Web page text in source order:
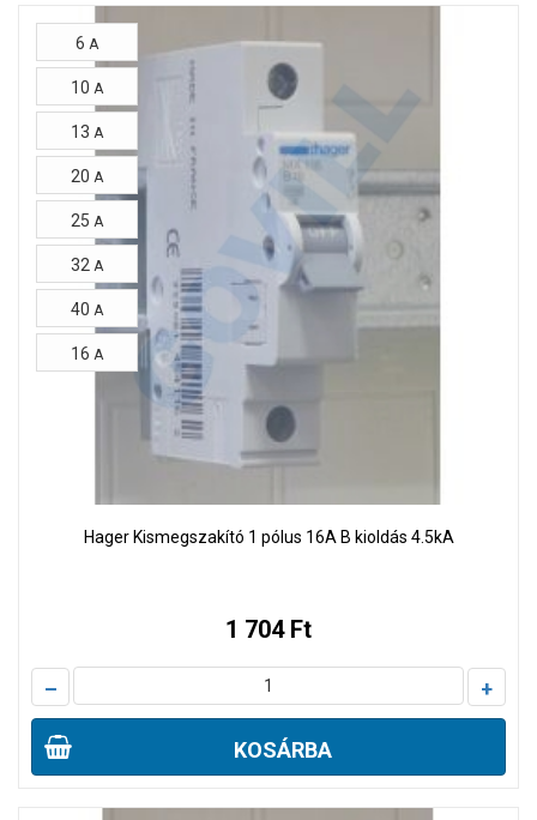
Hager Kismegszakító 1 pólus 16A B kioldás 4.5kA
1 704 Ft
6 A
10 A
13 A
20 A
25 A
32 A
40 A
16 A
– +
KOSÁRBA